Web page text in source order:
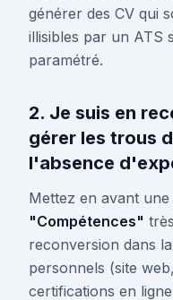
générer des CV qui
illisibles par un ATS
paramétré.
2. Je suis en
gérer les trous
l'absence
Mettez en avant une
"Compétences"
reconversion dans la
personnels (site
certifications en